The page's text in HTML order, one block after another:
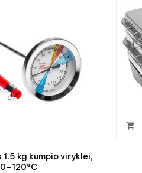
kg kumpio viryklei,
0–120°C
